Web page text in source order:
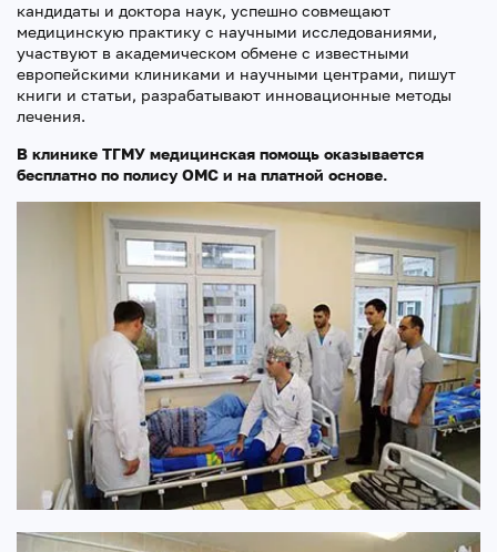
кандидаты и доктора наук, успешно совмещают
медицинскую практику с научными исследованиями,
участвуют в академическом обмене с известными
европейскими клиниками и научными центрами, пишут
книги и статьи, разрабатывают инновационные методы
лечения.
В клинике ТГМУ медицинская помощь оказывается
бесплатно по полису ОМС и на платной основе.